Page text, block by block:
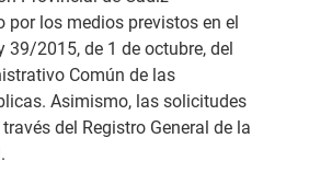
por los medios previstos en el
39/2015, de 1 de octubre, del
Común de las
Asimismo, las solicitudes
del Registro General de la